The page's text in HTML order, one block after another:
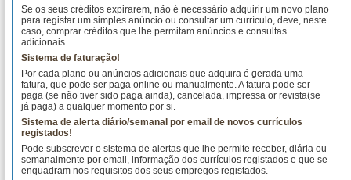
Se os seus créditos expirarem, não é necessário adquirir um novo plano
para registar um simples anúncio ou consultar um currículo, deve, neste
caso, comprar créditos que lhe permitam anúncios e consultas
adicionais.
Sistema de faturação!
Por cada plano ou anúncios adicionais que adquira é gerada uma
fatura, que pode ser paga online ou manualmente. A fatura pode ser
paga (se não tiver sido paga ainda), cancelada, impressa or revista(se
já paga) a qualquer momento por si.
Sistema de alerta diário/semanal por email de novos currículos
registados!
Pode subscrever o sistema de alertas que lhe permite receber, diária ou
semanalmente por email, informação dos currículos registados e que se
enquadram nos requisitos dos seus empregos registados.